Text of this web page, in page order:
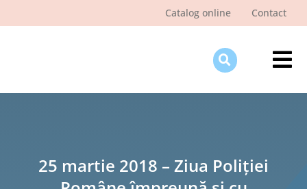
Catalog online Contact
25 martie 2018 – Ziua Poliției